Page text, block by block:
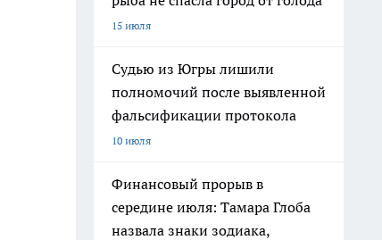
15 июля
Судью из Югры лишили
полномочий после выявленной
фальсификации протокола
10 июля
Финансовый прорыв в
середине июля: Тамара Глоба
назвала знаки зодиака,